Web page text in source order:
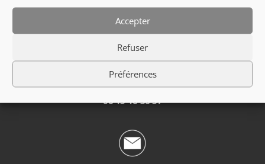
Accepter
Refuser
Préférences
06 15 16 36 57